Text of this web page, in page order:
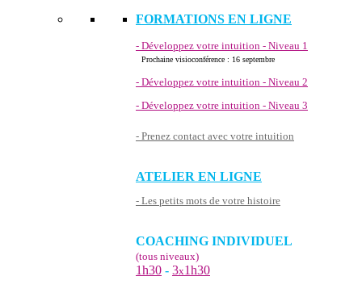
FORMATIONS EN LIGNE
- Développez votre intuition - Niveau 1
Prochaine visioconférence : 16 septembre
- Développez votre intuition - Niveau 2
- Développez votre intuition - Niveau 3
- Prenez contact avec votre intuition
ATELIER EN LIGNE
- Les petits mots de votre histoire
COACHING INDIVIDUEL
(tous niveaux)
1h30 - 3x1h30